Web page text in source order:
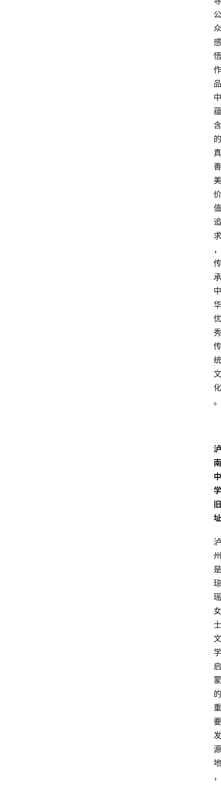
公
众
感
悟
作
品
中
蕴
含
的
真
善
美
价
值
追
求
，
传
承
中
华
优
秀
传
统
文
化
。
泸
南
中
学
旧
址
泸
州
是
琼
瑶
女
士
文
学
启
蒙
的
重
要
发
源
地
，